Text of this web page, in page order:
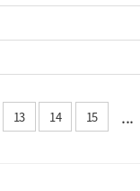
13 14 15 ...